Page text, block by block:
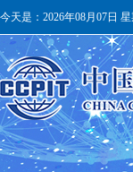
今天是： 2026年08月07日